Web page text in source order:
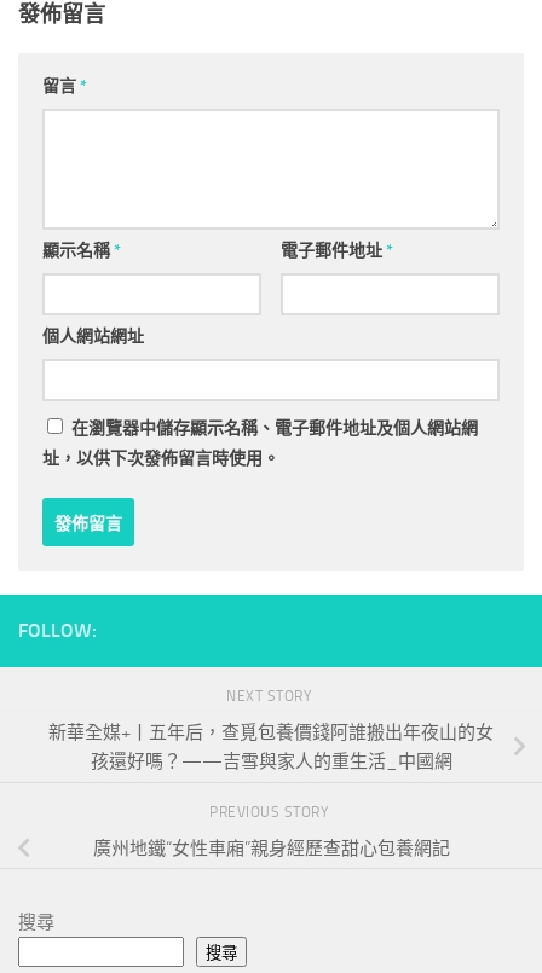
發佈留言
留言*
顯示名稱* 電子郵件地址*
個人網站網址
在瀏覽器中儲存顯示名稱、電子郵件地址及個人網站網
址，以供下次發佈留言時使用。
FOLLOW:
NEXT STORY
新華全媒+丨五年后，查覓包養價錢阿誰搬出年夜山的女
孩還好嗎？——吉雪與家人的重生活_中國網
PREVIOUS STORY
廣州地鐵“女性車廂”親身經歷查甜心包養網記
搜尋
搜尋